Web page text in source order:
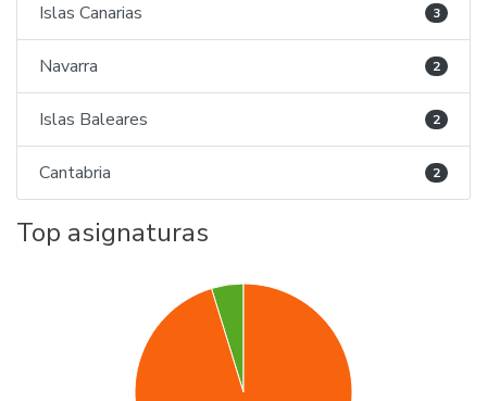
Islas Canarias 3
Navarra 2
Islas Baleares 2
Cantabria 2
Top asignaturas